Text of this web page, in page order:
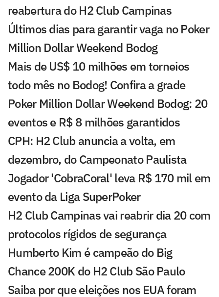
reabertura do H2 Club Campinas
Últimos dias para garantir vaga no Poker
Million Dollar Weekend Bodog
Mais de US$ 10 milhões em torneios
todo mês no Bodog! Confira a grade
Poker Million Dollar Weekend Bodog: 20
eventos e R$ 8 milhões garantidos
CPH: H2 Club anuncia a volta, em
dezembro, do Campeonato Paulista
Jogador 'CobraCoral' leva R$ 170 mil em
evento da Liga SuperPoker
H2 Club Campinas vai reabrir dia 20 com
protocolos rígidos de segurança
Humberto Kim é campeão do Big
Chance 200K do H2 Club São Paulo
Saiba por que eleições nos EUA foram